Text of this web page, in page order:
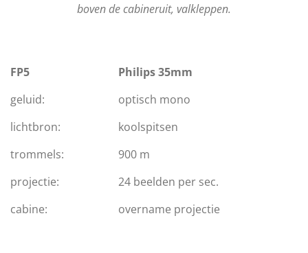
boven de cabineruit, valkleppen.
FP5
Philips 35mm
geluid:
optisch mono
lichtbron:
koolspitsen
trommels:
900 m
projectie:
24 beelden per sec.
cabine:
overname projectie